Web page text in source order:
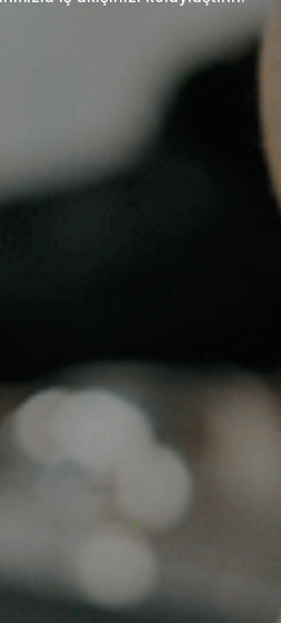
benzersiz bir deneyim sunun.
yaratın.